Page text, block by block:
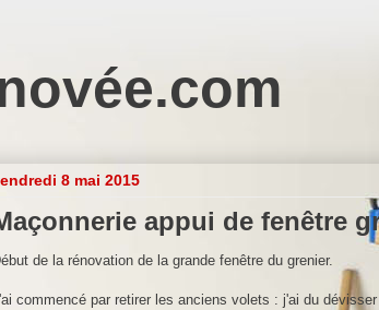
8 mai 2015
appui de fenêtre
de la rénovation de la grande fenêtre du grenier.
commencé par retirer les anciens volets : j'ai du